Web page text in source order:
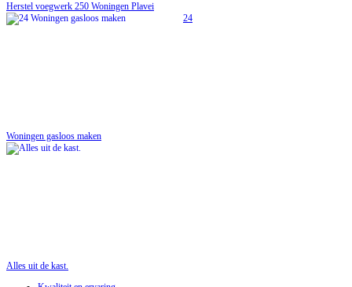
Herstel voegwerk 250 Woningen Plavei
24
Woningen gasloos maken
Alles uit de kast.